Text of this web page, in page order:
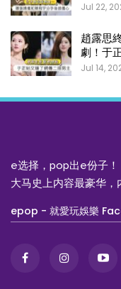
Jul 22,
趙露思
劇！于
Jul 14,
e选择，pop出e份子！
大马史上内容最豪华，
epop - 就愛玩娛樂